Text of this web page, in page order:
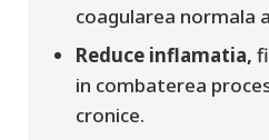
coagularea normala
Reduce inflamatia,
in combaterea
cronice.